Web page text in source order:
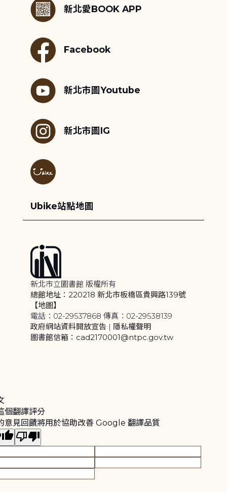
新北愛BOOK APP
Facebook
新北市圖Youtube
新北市圖IG
Ubike站點地圖
新北市立圖書館 版權所有
總館地址：220218 新北市板橋區貴興路139號
【地圖】
電話：02-29537868 傳真：02-29538139
政府網站資料開放宣告 | 隱私權聲明
圖書館信箱：cad2170001@ntpc.gov.tw
個翻譯評分
意見回饋將用於協助改善 Google 翻譯品質